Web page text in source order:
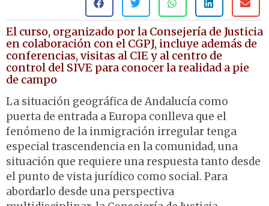
El curso, organizado por la Consejería de Justicia
en colaboración con el CGPJ, incluye además de
conferencias, visitas al CIE y al centro de
control del SIVE para conocer la realidad a pie
de campo
La situación geográfica de Andalucía como
puerta de entrada a Europa conlleva que el
fenómeno de la inmigración irregular tenga
especial trascendencia en la comunidad, una
situación que requiere una respuesta tanto desde
el punto de vista jurídico como social. Para
abordarlo desde una perspectiva